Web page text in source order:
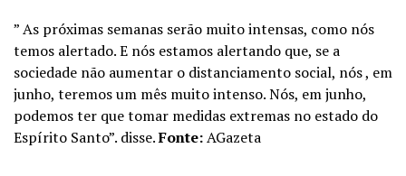
” As próximas semanas serão muito intensas, como nós
temos alertado. E nós estamos alertando que, se a
sociedade não aumentar o distanciamento social, nós , em
junho, teremos um mês muito intenso. Nós, em junho,
podemos ter que tomar medidas extremas no estado do
Espírito Santo”. disse.Fonte:AGazeta